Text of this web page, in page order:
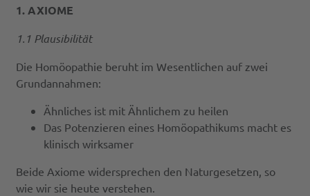
1. AXIOME
1.1 Plausibilität
Die Homöopathie beruht im Wesentlichen auf zwei
Grundannahmen:
Ähnliches ist mit Ähnlichem zu heilen
Das Potenzieren eines Homöopathikums macht es
klinisch wirksamer
Beide Axiome widersprechen den Naturgesetzen, so
wie wir sie heute verstehen.